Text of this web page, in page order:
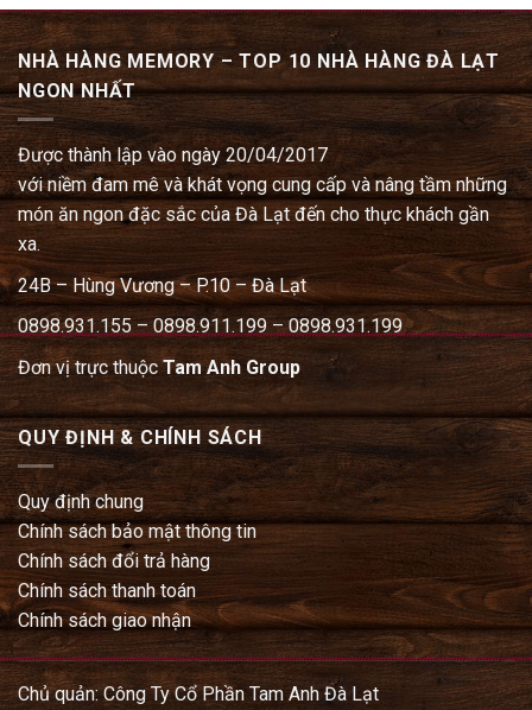
NHÀ HÀNG MEMORY – TOP 10 NHÀ HÀNG ĐÀ LẠT
NGON NHẤT
Được thành lập vào ngày 20/04/2017
với niềm đam mê và khát vọng cung cấp và nâng tầm những
món ăn ngon đặc sắc của Đà Lạt đến cho thực khách gần
xa.
24B – Hùng Vương – P.10 – Đà Lạt
0898.931.155 – 0898.911.199 – 0898.931.199
Đơn vị trực thuộcTam Anh Group
QUY ĐỊNH & CHÍNH SÁCH
Quy định chung
Chính sách bảo mật thông tin
Chính sách đổi trả hàng
Chính sách thanh toán
Chính sách giao nhận
Chủ quản: Công Ty Cổ Phần Tam Anh Đà Lạt